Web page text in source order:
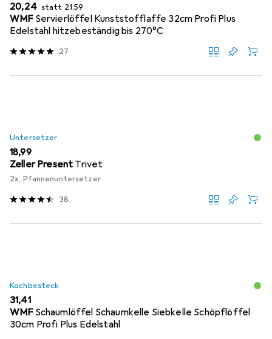
EUR
20,24 statt EUR
21,59
WMF Servierlöffel Kunststofflaffe 32cm Profi Plus
Edelstahl hitzebeständig bis 270°C
27
Untersetzer
EUR
18,99
Zeller Present Trivet
2x, Pfannenuntersetzer
38
Kochbesteck
EUR
31,41
WMF Schaumlöffel Schaumkelle Siebkelle Schöpflöffel
30cm Profi Plus Edelstahl